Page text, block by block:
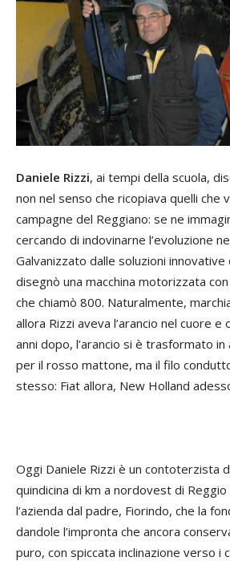
Daniele Rizzi, ai tempi della scuola,
non nel senso che ricopiava quelli che
campagne del Reggiano: se ne
cercando di indovinarne l’evoluzione
Galvanizzato dalle soluzioni innovative
disegnò una macchina motorizzata
che chiamò 800. Naturalmente,
allora Rizzi aveva l’arancio nel cuore
anni dopo, l’arancio si è trasformato
per il rosso mattone, ma il filo
stesso: Fiat allora, New Holland
Oggi Daniele Rizzi è un contoterzista
quindicina di km a nordovest di
l’azienda dal padre, Fiorindo, che la
dandole l’impronta che ancora
puro, con spiccata inclinazione verso i